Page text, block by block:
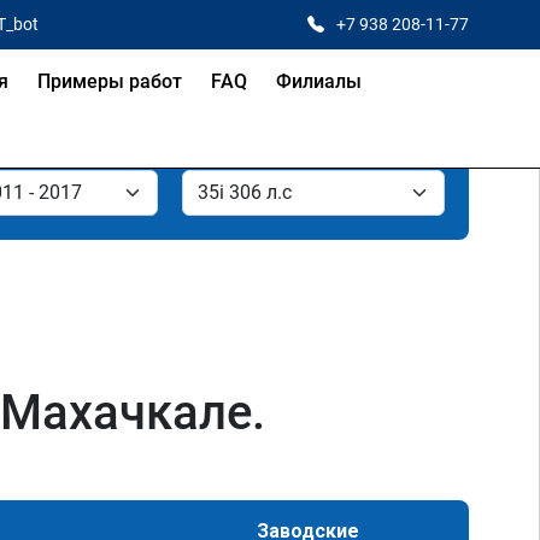
+7 938 208-11-77
Примеры работ FAQ Филиалы
Заводские